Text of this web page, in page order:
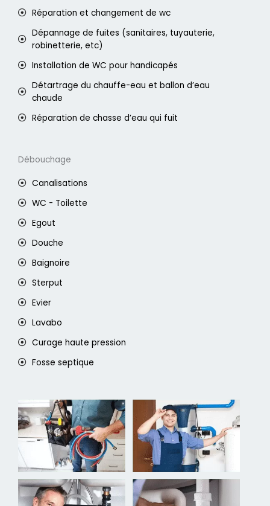
Réparation et changement de wc
Dépannage de fuites (sanitaires, tuyauterie,
robinetterie, etc)
Installation de WC pour handicapés
Détartrage du chauffe-eau et ballon d’eau
chaude
Réparation de chasse d’eau qui fuit
Débouchage
Canalisations
WC - Toilette
Egout
Douche
Baignoire
Sterput
Evier
Lavabo
Curage haute pression
Fosse septique